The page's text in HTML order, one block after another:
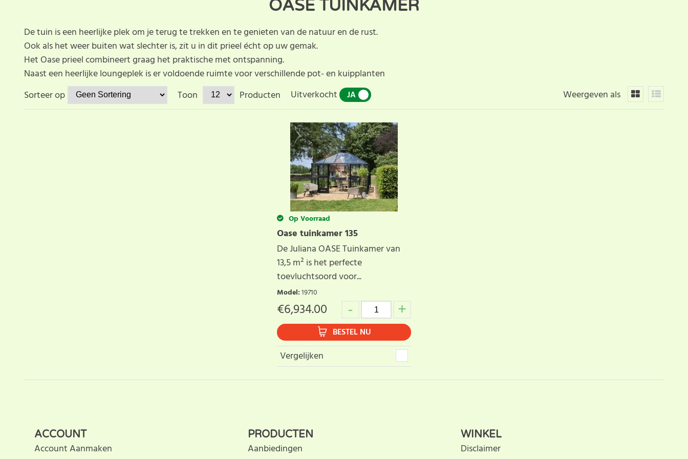
OASE TUINKAMER
De tuin is een heerlijke plek om je terug te trekken en te genieten van de natuur en de rust.
Ook als het weer buiten wat slechter is, zit u in dit prieel écht op uw gemak.
Het Oase prieel combineert graag het praktische met ontspanning.
Naast een heerlijke loungeplek is er voldoende ruimte voor verschillende pot- en kuipplanten
Weergeven als
Sorteer op Toon Producten Uitverkocht JA
Op Voorraad
Oase tuinkamer 135
De Juliana OASE Tuinkamer van
13,5 m² is het perfecte
toevluchtsoord voor...
Model:19710
€6,934.00
BESTEL NU
Vergelijken
ACCOUNT
Account Aanmaken
PRODUCTEN
Aanbiedingen
WINKEL
Disclaimer